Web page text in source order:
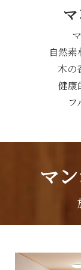
自然素
木の
健康
フ
マ